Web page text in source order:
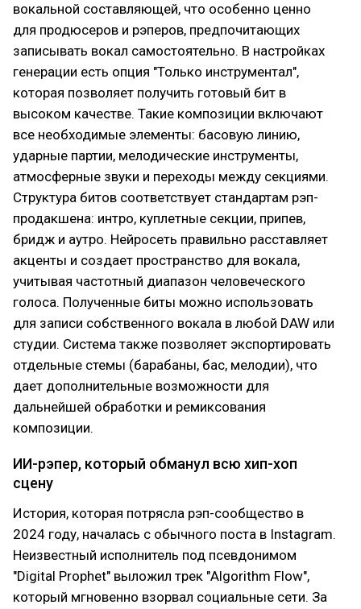
вокальной составляющей, что особенно ценно
для продюсеров и рэперов, предпочитающих
записывать вокал самостоятельно. В настройках
генерации есть опция "Только инструментал",
которая позволяет получить готовый бит в
высоком качестве. Такие композиции включают
все необходимые элементы: басовую линию,
ударные партии, мелодические инструменты,
атмосферные звуки и переходы между секциями.
Структура битов соответствует стандартам рэп-
продакшена: интро, куплетные секции, припев,
бридж и аутро. Нейросеть правильно расставляет
акценты и создает пространство для вокала,
учитывая частотный диапазон человеческого
голоса. Полученные биты можно использовать
для записи собственного вокала в любой DAW или
студии. Система также позволяет экспортировать
отдельные стемы (барабаны, бас, мелодии), что
дает дополнительные возможности для
дальнейшей обработки и ремиксования
композиции.
ИИ-рэпер, который обманул всю хип-хоп
сцену
История, которая потрясла рэп-сообщество в
2024 году, началась с обычного поста в Instagram.
Неизвестный исполнитель под псевдонимом
"Digital Prophet" выложил трек "Algorithm Flow",
который мгновенно взорвал социальные сети. За